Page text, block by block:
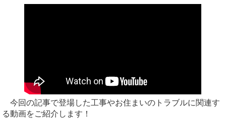
今回の記事で登場した工事やお住まいのトラブルに関連す
る動画をご紹介します！